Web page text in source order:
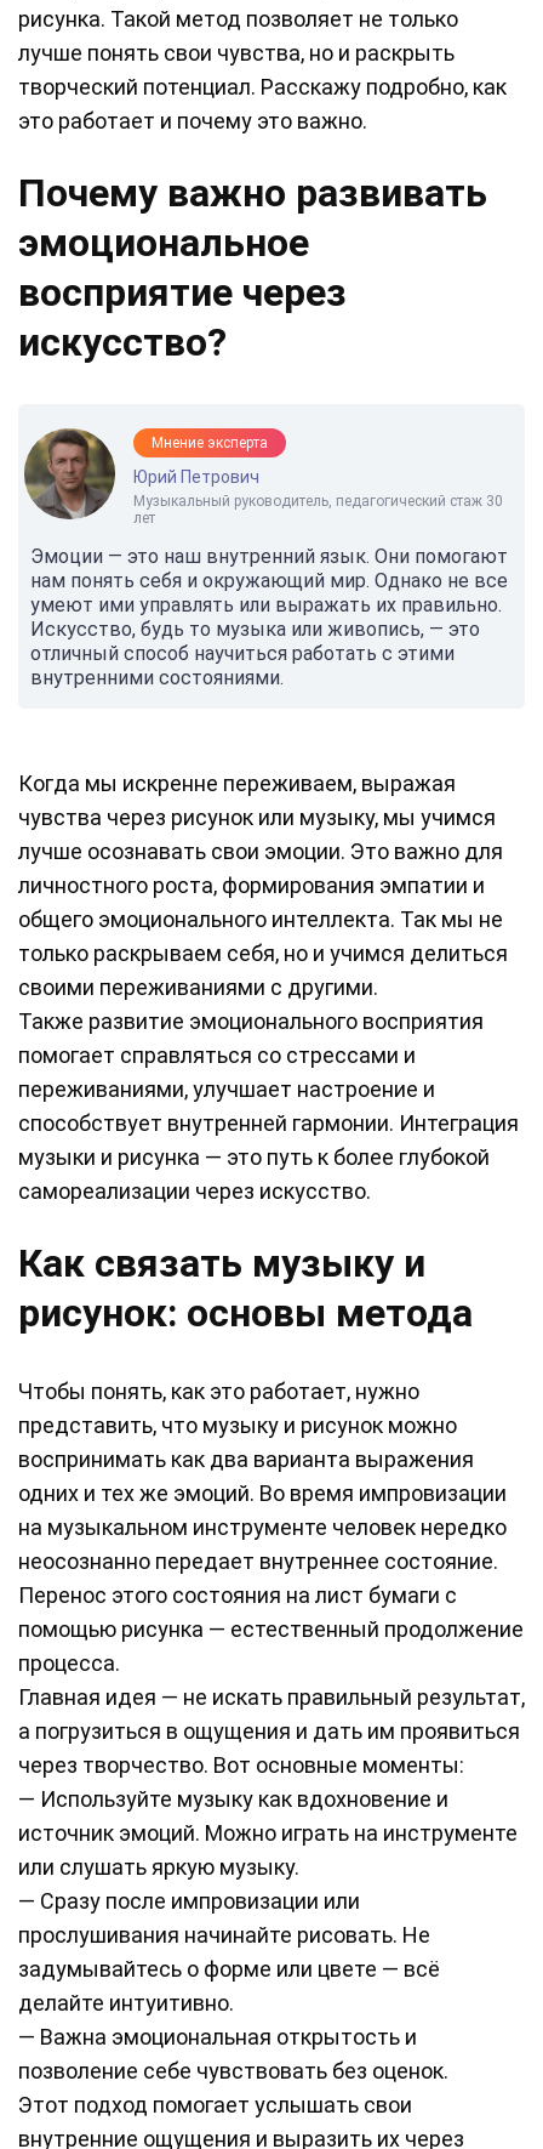
рисунка. Такой метод позволяет не только
лучше понять свои чувства, но и раскрыть
творческий потенциал. Расскажу подробно, как
это работает и почему это важно.
Почему важно развивать
эмоциональное
восприятие через
искусство?
Мнение эксперта
Юрий Петрович
Музыкальный руководитель, педагогический стаж 30
лет
Эмоции — это наш внутренний язык. Они помогают
нам понять себя и окружающий мир. Однако не все
умеют ими управлять или выражать их правильно.
Искусство, будь то музыка или живопись, — это
отличный способ научиться работать с этими
внутренними состояниями.
Когда мы искренне переживаем, выражая
чувства через рисунок или музыку, мы учимся
лучше осознавать свои эмоции. Это важно для
личностного роста, формирования эмпатии и
общего эмоционального интеллекта. Так мы не
только раскрываем себя, но и учимся делиться
своими переживаниями с другими.
Также развитие эмоционального восприятия
помогает справляться со стрессами и
переживаниями, улучшает настроение и
способствует внутренней гармонии. Интеграция
музыки и рисунка — это путь к более глубокой
самореализации через искусство.
Как связать музыку и
рисунок: основы метода
Чтобы понять, как это работает, нужно
представить, что музыку и рисунок можно
воспринимать как два варианта выражения
одних и тех же эмоций. Во время импровизации
на музыкальном инструменте человек нередко
неосознанно передает внутреннее состояние.
Перенос этого состояния на лист бумаги с
помощью рисунка — естественный продолжение
процесса.
Главная идея — не искать правильный результат,
а погрузиться в ощущения и дать им проявиться
через творчество. Вот основные моменты:
— Используйте музыку как вдохновение и
источник эмоций. Можно играть на инструменте
или слушать яркую музыку.
— Сразу после импровизации или
прослушивания начинайте рисовать. Не
задумывайтесь о форме или цвете — всё
делайте интуитивно.
— Важна эмоциональная открытость и
позволение себе чувствовать без оценок.
Этот подход помогает услышать свои
внутренние ощущения и выразить их через